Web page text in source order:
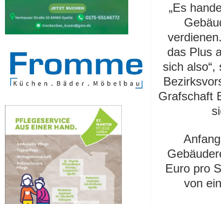
„Es
das Plus
sich
Grafschaft
Euro pro
von